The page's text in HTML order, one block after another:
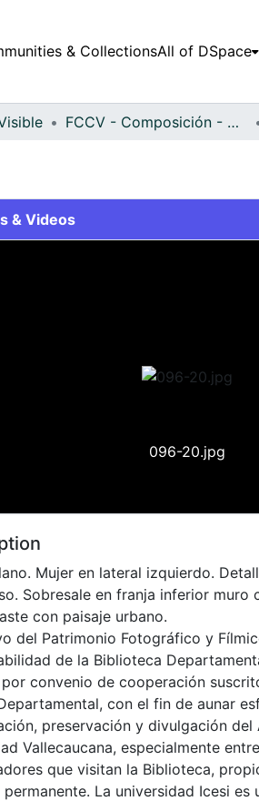
& CollectionsAll of DSpace
FCCV - Composición - Patrimonial
& Videos
096-20.jpg
Mujer en lateral izquierdo.
Sobresale en franja inferior muro
con paisaje urbano.
del Patrimonio Fotográfico y
de la Biblioteca
convenio de cooperación
con el fin de aunar
preservación y divulgación del
Vallecaucana, especialmente
que visitan la Biblioteca,
La universidad Icesi es